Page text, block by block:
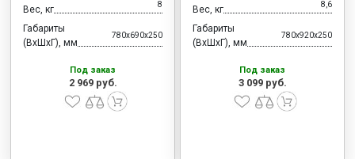
Вес, кг 8
Габариты
(ВхШхГ), мм
780x690x250
Под заказ
2 969 руб.
Вес, кг 8,6
Габариты
(ВхШхГ), мм
780x920x250
Под заказ
3 099 руб.